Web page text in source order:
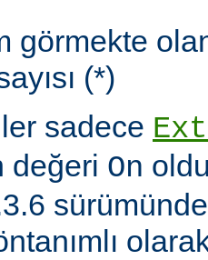
görmekte
(*)
sadece
değeri On